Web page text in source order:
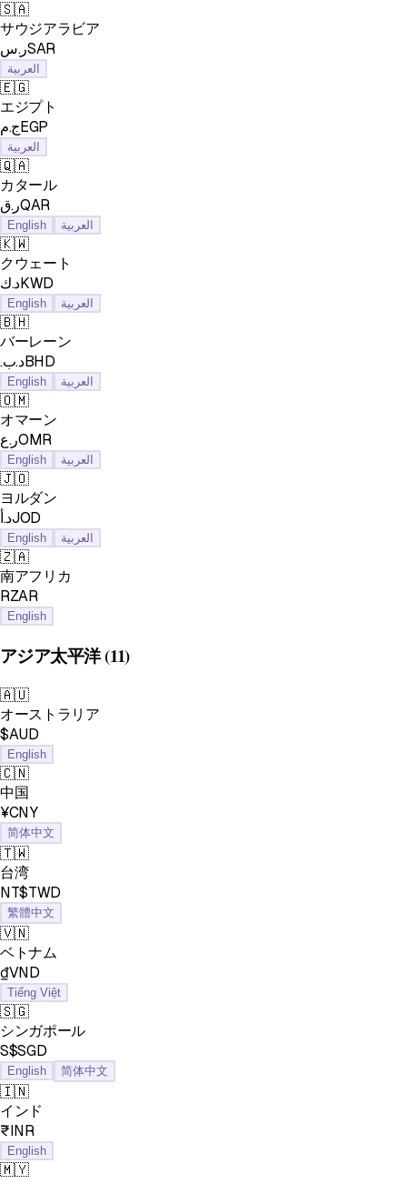
🇸🇦
サウジアラビア
ر.سSAR
العربية
🇪🇬
エジプト
ج.مEGP
العربية
🇶🇦
カタール
ر.قQAR
English العربية
🇰🇼
クウェート
د.كKWD
English العربية
🇧🇭
バーレーン
.د.بBHD
English العربية
🇴🇲
オマーン
ر.عOMR
English العربية
🇯🇴
ヨルダン
د.أJOD
English العربية
🇿🇦
南アフリカ
RZAR
English
アジア太平洋(11)
🇦🇺
オーストラリア
$AUD
English
🇨🇳
中国
¥CNY
简体中文
🇹🇼
台湾
NT$TWD
繁體中文
🇻🇳
ベトナム
₫VND
Tiếng Việt
🇸🇬
シンガポール
S$SGD
English 简体中文
🇮🇳
インド
₹INR
English
🇲🇾